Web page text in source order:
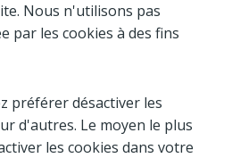
Nous n'utilisons pas
les cookies à des fins
préférer désactiver les
d'autres. Le moyen le plus
les cookies dans votre